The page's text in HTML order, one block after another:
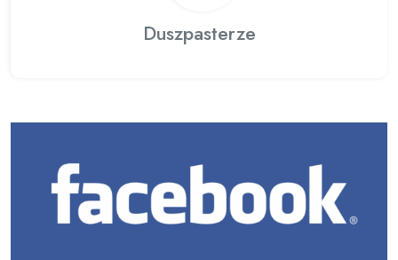
Duszpasterze